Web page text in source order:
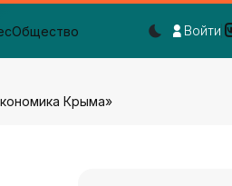
Общество
Dark
Войти
Крыма»